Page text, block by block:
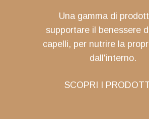
Una gamma di
supportare il benessere
capelli, per nutrire la
dall'interno.
SCOPRI I